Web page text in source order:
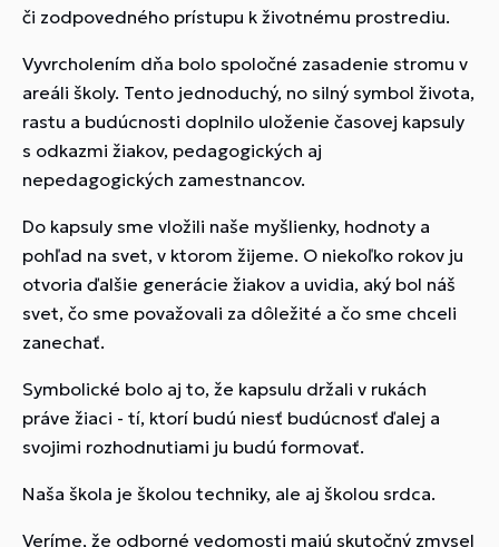
či zodpovedného prístupu k životnému prostrediu.
Vyvrcholením dňa bolo spoločné zasadenie stromu v
areáli školy. Tento jednoduchý, no silný symbol života,
rastu a budúcnosti doplnilo uloženie časovej kapsuly
s odkazmi žiakov, pedagogických aj
nepedagogických zamestnancov.
Do kapsuly sme vložili naše myšlienky, hodnoty a
pohľad na svet, v ktorom žijeme. O niekoľko rokov ju
otvoria ďalšie generácie žiakov a uvidia, aký bol náš
svet, čo sme považovali za dôležité a čo sme chceli
zanechať.
Symbolické bolo aj to, že kapsulu držali v rukách
práve žiaci - tí, ktorí budú niesť budúcnosť ďalej a
svojimi rozhodnutiami ju budú formovať.
Naša škola je školou techniky, ale aj školou srdca.
Veríme, že odborné vedomosti majú skutočný zmysel